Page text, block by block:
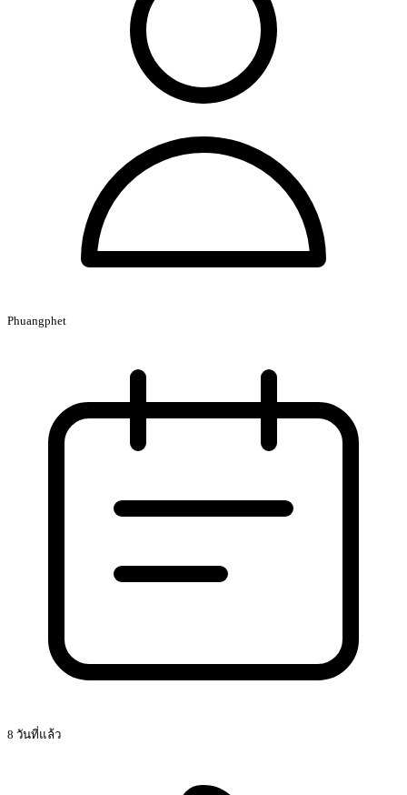
Phuangphet
8 วันที่แล้ว